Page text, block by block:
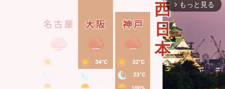
arrow_forward_ios もっと見る